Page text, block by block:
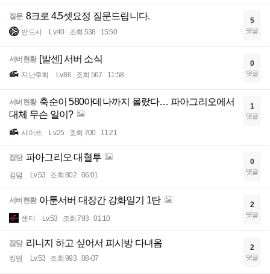
질문 8크로 4.5셋요정 질문드립니다.
반드시 Lv.40 조회 538 15:50
5
댓글
서버현황 [발센] 서버 소식
지난후회 Lv.86 조회 567 11:58
0
댓글
서버현황 축순이 580아데나까지 올랐다… 파아그리오에서
대체 무슨 일이?
샤이쓰 Lv.25 조회 700 11:21
1
댓글
잡담 파아그리오 대혈투
킹덤 Lv.53 조회 802 06:01
0
댓글
서버현황 아툰서버 대장간 강화일기 1탄
센티 Lv.53 조회 793 01:10
2
댓글
잡담 리니지 하고 싶어서 피시방 다녀옴
킹덤 Lv.53 조회 993 08-07
2
댓글